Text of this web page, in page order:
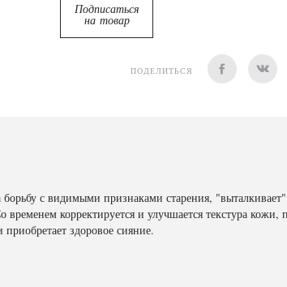
Подписаться
на товар
ПОДЕЛИТЬСЯ
с видимыми признаками старения,
корректируется и улучшается текстура
здоровое сияние.